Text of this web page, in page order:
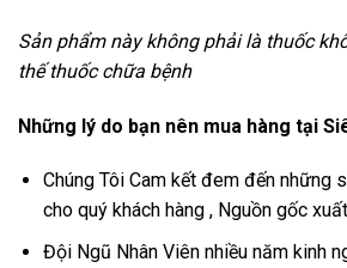
Sản phẩm này không phải là thuốc
thế thuốc chữa bệnh
Những lý do bạn nên mua hàng tại
Chúng Tôi Cam kết đem đến những
cho quý khách hàng , Nguồn gốc
Đội Ngũ Nhân Viên nhiều năm kinh